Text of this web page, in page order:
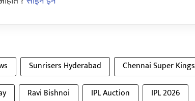
Sunrisers Hyderabad
Chennai Super Kings
Ravi Bishnoi IPL Auction IPL 2026